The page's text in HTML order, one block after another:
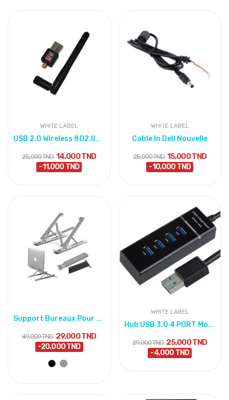
WHITE LABEL
USB 2.0 Wireless 802.IIN W-Fi Network Dongle...
25,000 TND 14,000 TND
-11,000 TND
WHITE LABEL
Cable In Dell Nouvelle
25,000 TND 15,000 TND
-10,000 TND
Support Bureaux Pour Pc Portable métallique -...
49,000 TND 29,000 TND
-20,000 TND
WHITE LABEL
Hub USB 3.0 4 PORT Model 303
29,000 TND 25,000 TND
-4,000 TND